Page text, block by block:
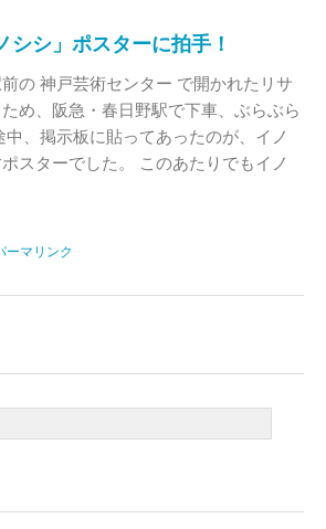
シシ」ポスターに拍手！
の 神戸芸術センター で開かれたリサ
め、阪急・春日野駅で下車、ぶらぶら
、掲示板に貼ってあったのが、イノ
スターでした。 このあたりでもイノ
ーマリンク